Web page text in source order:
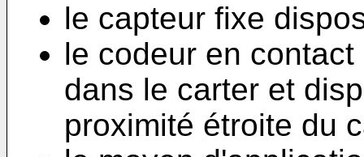
le capteur fixe
le codeur en
dans le carter et
proximité étroite du